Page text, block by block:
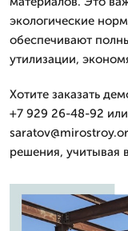
экологические
обеспечивают
утилизации,
Хотите заказать
+7 929 26-48-92 или
решения, учитывая